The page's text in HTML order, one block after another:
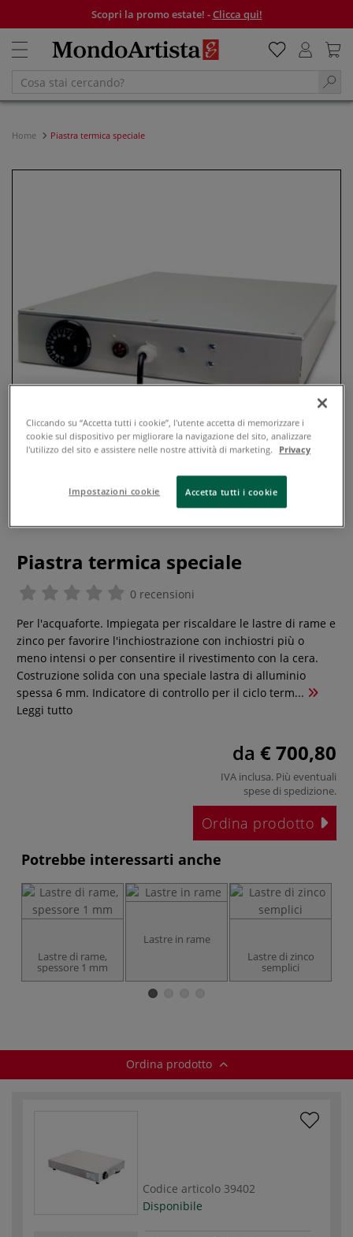
Scopri la promo estate! -Clicca qui!
Home Piastra termica speciale
Piastra termica speciale
0 recensioni
Per l'acquaforte. Impiegata per riscaldare le lastre di rame e
zinco per favorire l'inchiostrazione con inchiostri più o
meno intensi o per consentire il rivestimento con la cera.
Costruzione solida con una speciale lastra di alluminio
spessa 6 mm. Indicatore di controllo per il ciclo term...
Leggi tutto
da € 700,80
IVA inclusa. Più eventuali
spese di spedizione.
Ordina prodotto
Potrebbe interessarti anche
Lastre di rame,
spessore 1 mm
Lastre in rame
Lastre di zinco
semplici
Ordina prodotto
Codice articolo 39402
Disponibile
Cliccando su “Accetta tutti i cookie”, l'utente accetta di memorizzare i
cookie sul dispositivo per migliorare la navigazione del sito, analizzare
l'utilizzo del sito e assistere nelle nostre attività di marketing.
Privacy
Impostazioni cookie Accetta tutti i cookie